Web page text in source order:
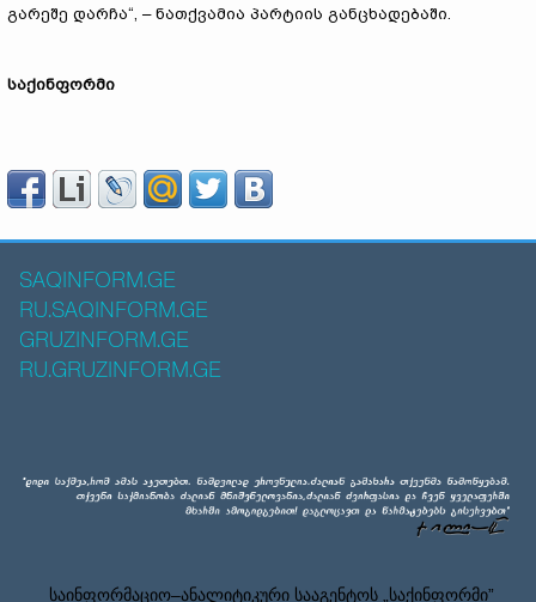
გარეშე დარჩა“, – ნათქვამია პარტიის განცხადებაში.
საქინფორმი
SAQINFORM.GE
RU.SAQINFORM.GE
GRUZINFORM.GE
RU.GRUZINFORM.GE
საინფორმაციო–ანალიტიკური სააგენტოს „საქინფორმი”